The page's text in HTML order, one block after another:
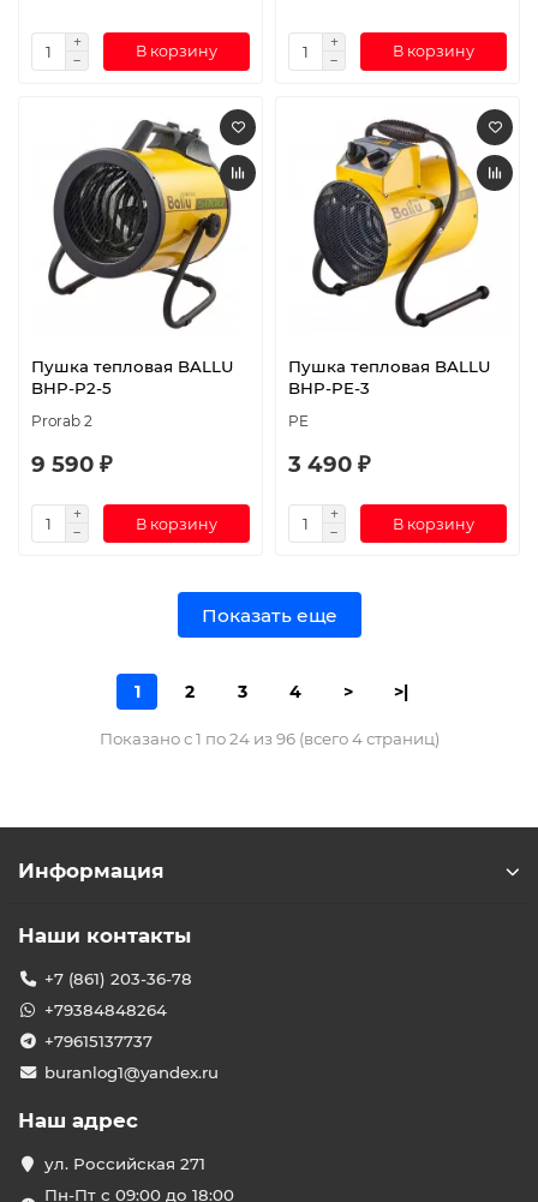
В корзину В корзину
Пушка тепловая BALLU
BHP-P2-5
Prorab 2
9 590 ₽
В корзину
Пушка тепловая BALLU
BHP-PE-3
PE
3 490 ₽
В корзину
Показать еще
1 2 3 4 > >|
Показано с 1 по 24 из 96 (всего 4 страниц)
Информация
Наши контакты
+7 (861) 203-36-78
+79384848264
+79615137737
buranlog1@yandex.ru
Наш адрес
ул. Российская 271
Пн-Пт с 09:00 до 18:00